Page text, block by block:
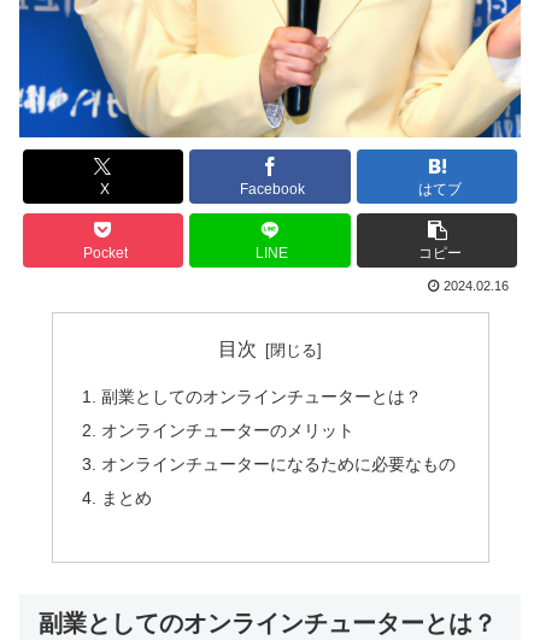
X Facebook はてブ
Pocket LINE コピー
2024.02.16
目次
副業としてのオンラインチューターとは？
オンラインチューターのメリット
オンラインチューターになるために必要なもの
まとめ
副業としてのオンラインチューターとは？